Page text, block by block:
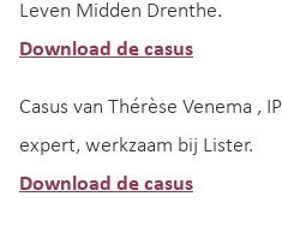
Leven Midden Drenthe.
Download de casus
Casus van Thérèse Venema ,
expert, werkzaam bij Lister.
Download de casus